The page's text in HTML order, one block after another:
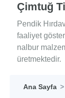
Çimtuğ
Pendik
faaliyet
nalbur
üretmektedir.
Ana Sayfa